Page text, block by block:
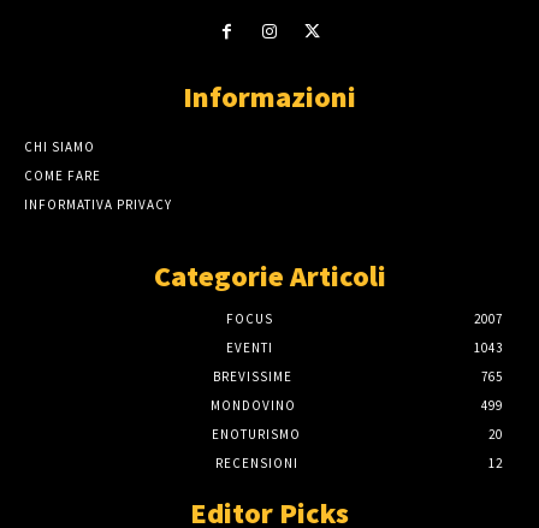
Informazioni
CHI SIAMO
COME FARE
INFORMATIVA PRIVACY
Categorie Articoli
FOCUS
2007
EVENTI
1043
BREVISSIME
765
MONDOVINO
499
ENOTURISMO
20
RECENSIONI
12
Editor Picks